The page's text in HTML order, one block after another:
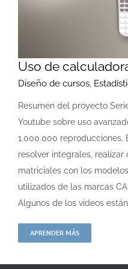
Uso de
Diseño de cursos,
Resumen del proyecto
Youtube sobre uso
1.000.000 reproducciones.
resolver integrales,
matriciales con los
utilizados de las marcas
Algunos de los videos
APRENDER MÁS